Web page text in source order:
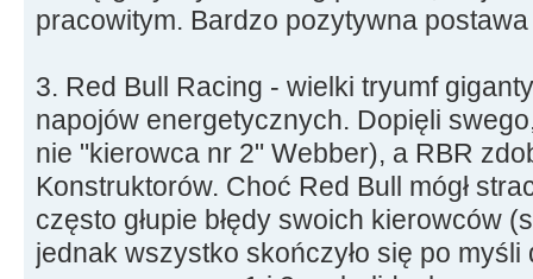
pracowitym. Bardzo pozytywna
3. Red Bull Racing - wielki tryumf
napojów energetycznych. Dopięli
nie "kierowca nr 2" Webber), a RBR
Konstruktorów. Choć Red Bull mógł
często głupie błędy swoich kierowców
jednak wszystko skończyło się po